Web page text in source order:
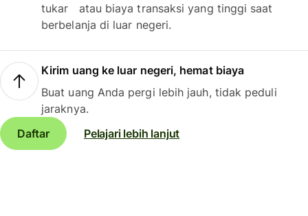
tukar atau biaya transaksi yang tinggi saat
berbelanja di luar negeri.
Kirim uang ke luar negeri, hemat biaya
Buat uang Anda pergi lebih jauh, tidak peduli
jaraknya.
Daftar
Pelajari lebih lanjut